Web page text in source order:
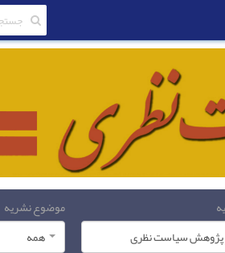
پژوهش سیاست نظری
موضوع نشریه
همه